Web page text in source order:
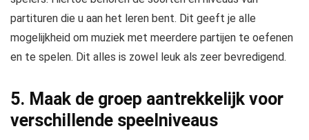
partituren die u aan het leren bent. Dit geeft je alle
mogelijkheid om muziek met meerdere partijen te oefenen
en te spelen. Dit alles is zowel leuk als zeer bevredigend.
5. Maak de groep aantrekkelijk voor
verschillende speelniveaus